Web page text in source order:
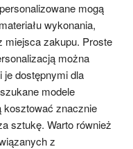
mogą
wykonania,
miejsca zakupu. Proste
można
je dostępnymi dla
modele
kosztować znacznie
sztukę. Warto również
z